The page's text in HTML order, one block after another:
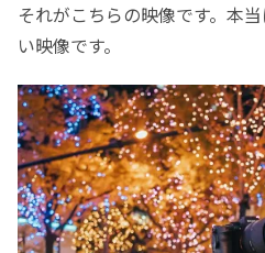
それがこちらの映像です。本
い映像です。